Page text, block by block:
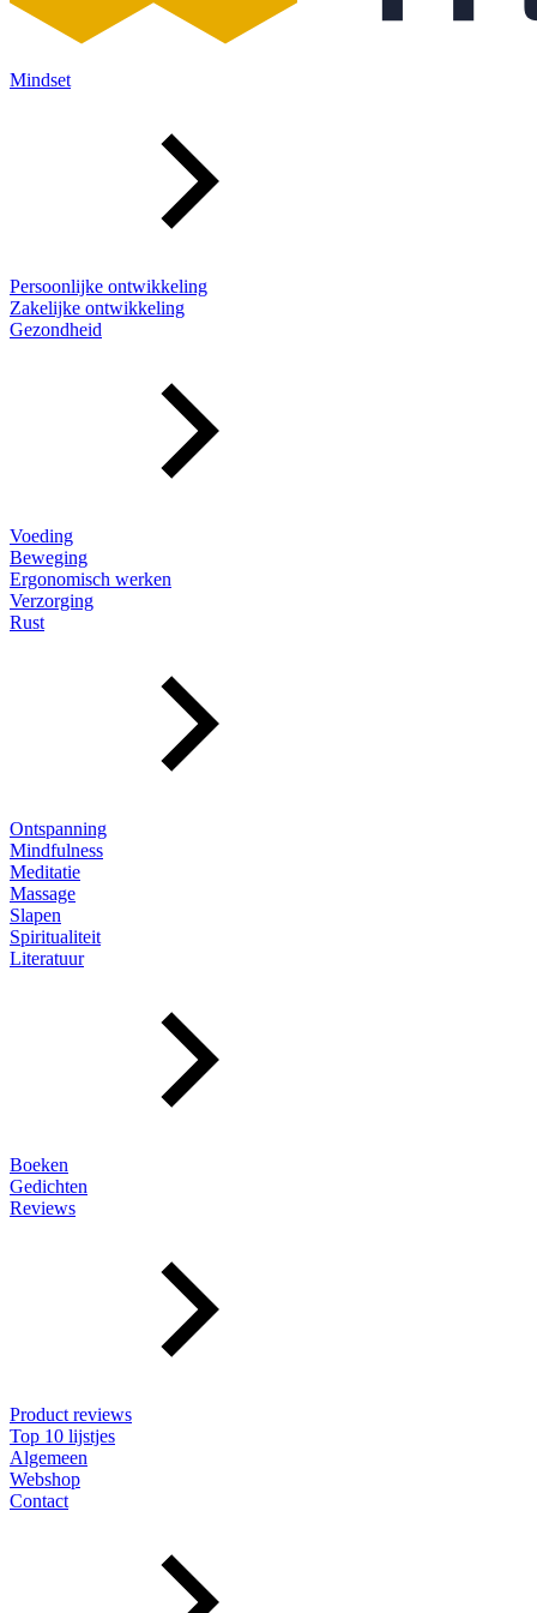
Mindset
Persoonlijke ontwikkeling
Zakelijke ontwikkeling
Gezondheid
Voeding
Beweging
Ergonomisch werken
Verzorging
Rust
Ontspanning
Mindfulness
Meditatie
Massage
Slapen
Spiritualiteit
Literatuur
Boeken
Gedichten
Reviews
Product reviews
Top 10 lijstjes
Algemeen
Webshop
Contact